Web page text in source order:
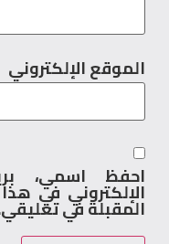
الموقع الإلكتروني
احفظ اسمي،
الإلكتروني في
المقبلة في تعليقي.